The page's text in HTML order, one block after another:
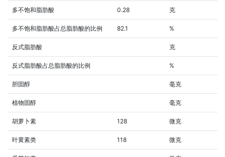
多不饱和脂肪酸 0.28 克
多不饱和脂肪酸占总脂肪酸的比例 82.1 %
反式脂肪酸 克
反式脂肪酸占总脂肪酸的比例 %
胆固醇 毫克
植物固醇 毫克
胡萝卜素 128 微克
叶黄素类 118 微克